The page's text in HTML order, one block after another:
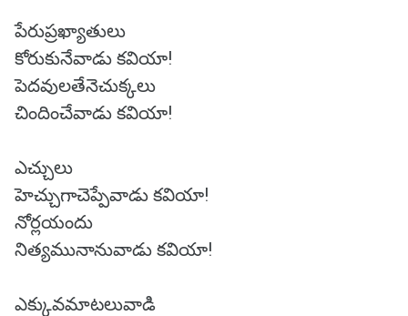
పేరుప్రఖ్యాతులు
కోరుకునేవాడు కవియా!
పెదవులతేనెచుక్కలు
చిందించేవాడు కవియా!
ఎచ్చులు
హెచ్చుగాచెప్పేవాడు కవియా!
నోర్లయందు
నిత్యమునానువాడు కవియా!
ఎక్కువమాటలువాడి